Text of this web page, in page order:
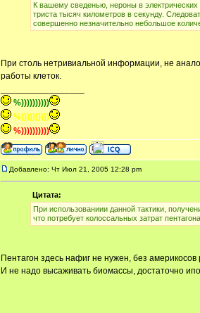
К вашему сведенью, нероны в электрических
триста тысяч километров в секунду.
совершенно незначительно небольшое
При столь нетривиальной информации, не
работы клеток.
%))))))))))
%))))))))))
%))))))))))
Добавлено: Чт Июл 21, 2005 12:28 pm
Цитата:
При использованиии данной тактики,
что потребует колоссальных затрат
Пентагон здесь нафиг не нужен, без
И не надо высаживать биомассы, достаточно